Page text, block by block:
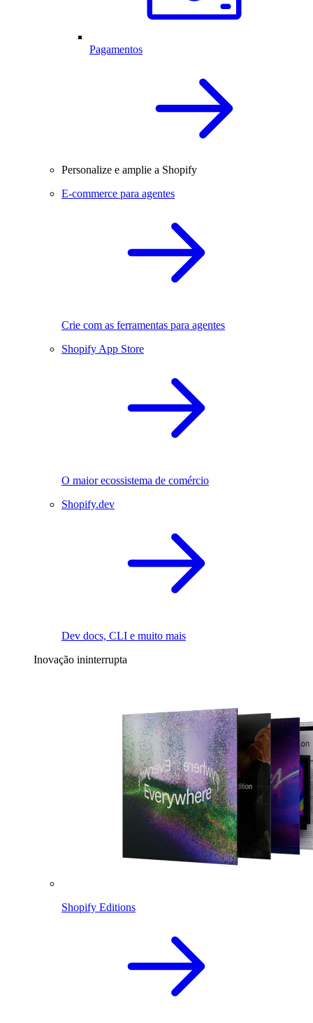
Pagamentos
Personalize e amplie a Shopify
E-commerce para agentes
Crie com as ferramentas para agentes
Shopify App Store
O maior ecossistema de comércio
Shopify.dev
Dev docs, CLI e muito mais
Inovação ininterrupta
Shopify Editions